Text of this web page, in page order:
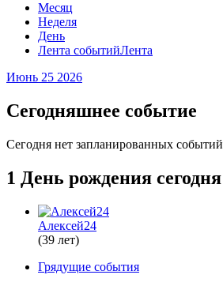
Месяц
Неделя
День
Лента событийЛента
Июнь 25 2026
Сегодняшнее событие
Сегодня нет запланированных событий
1 День рождения сегодня
Алексей24
(39 лет)
Грядущие события